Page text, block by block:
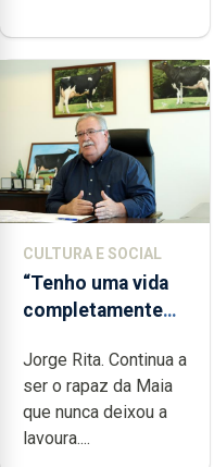
CULTURA E SOCIAL
“Tenho uma vida
completamente
dedicação, gosto
e muita paixão”
Jorge Rita. Continua a
ser o rapaz da Maia
que nunca deixou a
lavoura....